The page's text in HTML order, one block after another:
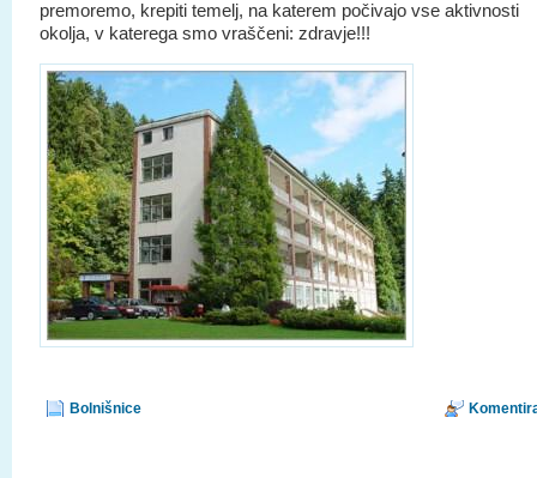
premoremo, krepiti temelj, na katerem počivajo vse aktivnosti
okolja, v katerega smo vraščeni: zdravje!!!
Bolnišnice